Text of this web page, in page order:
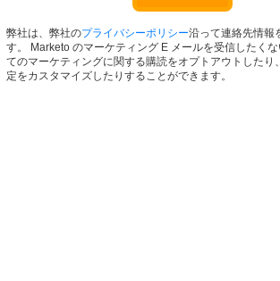
弊社は、弊社のプライバシーポリシー沿って連絡先情報
す。 Marketo のマーケティング E メールを受信したく
てのマーケティングに関する購読をオプトアウトしたり
定をカスタマイズしたりすることができます。